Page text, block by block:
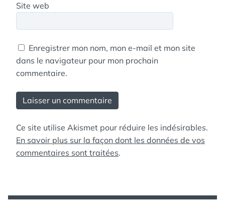
Site web
Enregistrer mon nom, mon e-mail et mon site
dans le navigateur pour mon prochain
commentaire.
Ce site utilise Akismet pour réduire les indésirables.
En savoir plus sur la façon dont les données de vos
commentaires sont traitées.